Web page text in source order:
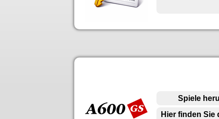
Spiele
Hier finden Sie